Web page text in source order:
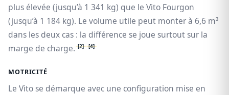
plus élevée (jusqu’à 1 341 kg) que le Vito Fourgon
(jusqu’à 1 184 kg). Le volume utile peut monter à 6,6 m³
dans les deux cas : la différence se joue surtout sur la
marge de charge. [2] [4]
MOTRICITÉ
Le Vito se démarque avec une configuration mise en